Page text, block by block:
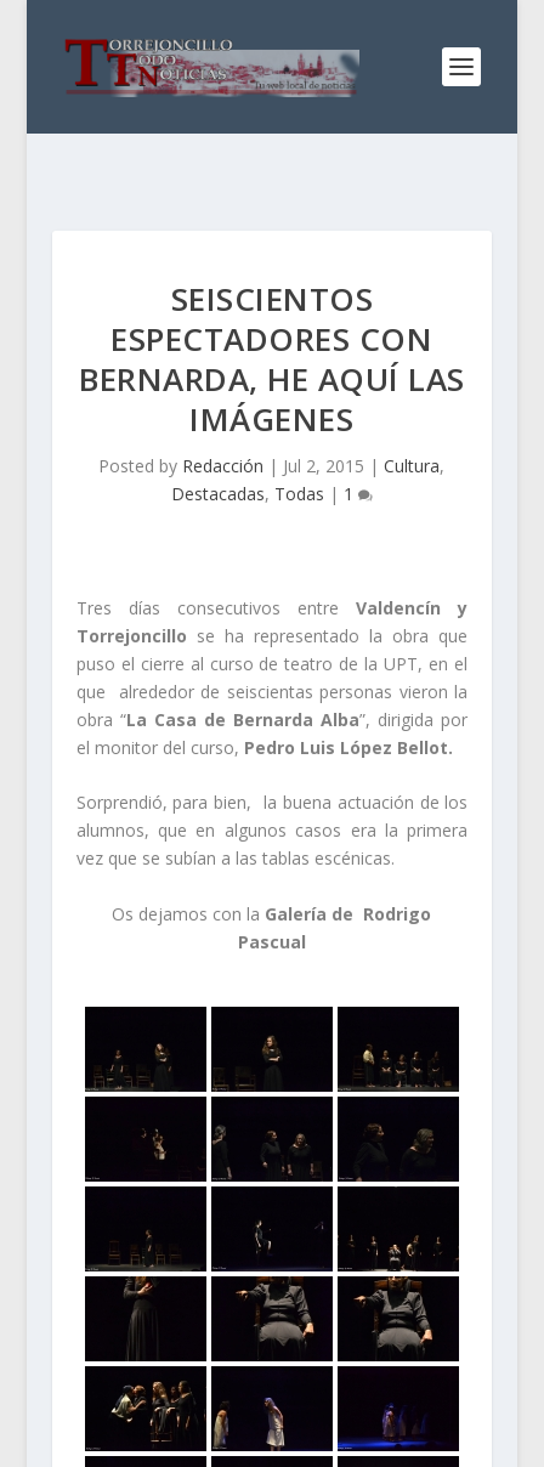
SEISCIENTOS
ESPECTADORES CON
BERNARDA, HE AQUÍ LAS
IMÁGENES
Posted by Redacción | Jul 2, 2015 |Cultura,
Destacadas, Todas | 1
Tres días consecutivos entreValdencín y
Torrejoncillo se ha representado la obra que
puso el cierre al curso de teatro de la UPT, en el
que alrededor de seiscientas personas vieron la
obra “La Casa de Bernarda Alba”, dirigida por
el monitor del curso, Pedro Luis López Bellot.
Sorprendió, para bien, la buena actuación de los
alumnos, que en algunos casos era la primera
vez que se subían a las tablas escénicas.
Os dejamos con la Galería de Rodrigo
Pascual